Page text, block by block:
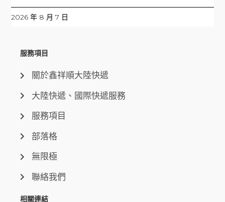
2026 年 8 月 7 日
服務項目
關於鑫祥順大陸快遞
大陸快遞、國際快遞服務
服務項目
部落格
無限極
聯絡我們
相關連結